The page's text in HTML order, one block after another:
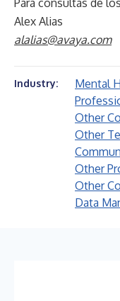
Para consultas de
Alex Alias
alalias@avaya.com
Industry: Mental
Other
Other
Other
Other
Data